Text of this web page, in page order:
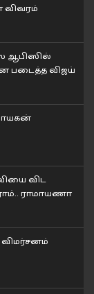
விவரம்
ஆபிஸில்
படைத்த விஜய்
விட
ராமாயணா